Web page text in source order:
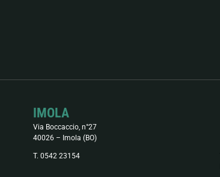
IMOLA
Via Boccaccio, n°27
40026 – Imola (BO)
T. 0542 23154